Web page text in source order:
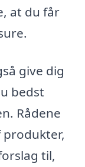
at du får
give dig
bedst
Rådene
til,